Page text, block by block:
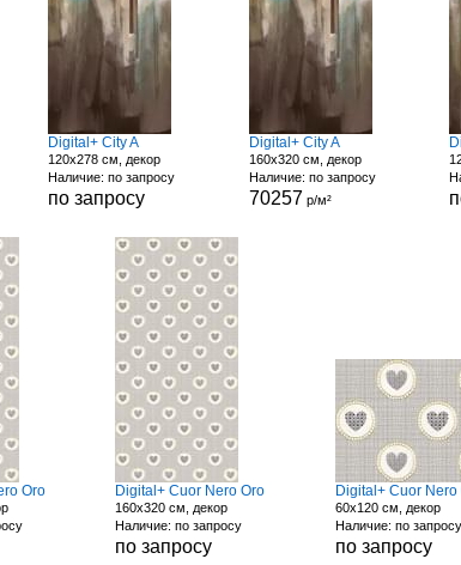
Digital+ City A
120x278 см, декор
Наличие: по запросу
по запросу
Digital+ City A
160x320 см, декор
Наличие: по запросу
70257 р/м²
Oro Digital+ Cuor Nero Oro
160x320 см, декор
Наличие: по запросу
по запросу
Digital+ Cuor Nero
60x120 см, декор
Наличие: по запросу
по запросу